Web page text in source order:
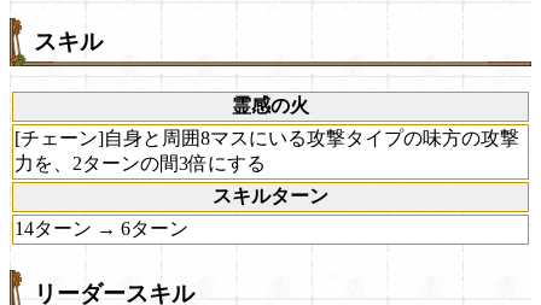
スキル
霊感の火
[チェーン]自身と周囲8マスにいる攻撃タイプの味方の攻撃
力を、2ターンの間3倍にする
スキルターン
14ターン → 6ターン
リーダースキル